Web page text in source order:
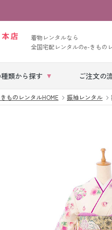
着物レンタルなら
全国宅配レンタルのe-きもの
類から探す ご注文の
七五三レンタル
引き振袖レンタ
ものレンタルHOME 振袖レンタル